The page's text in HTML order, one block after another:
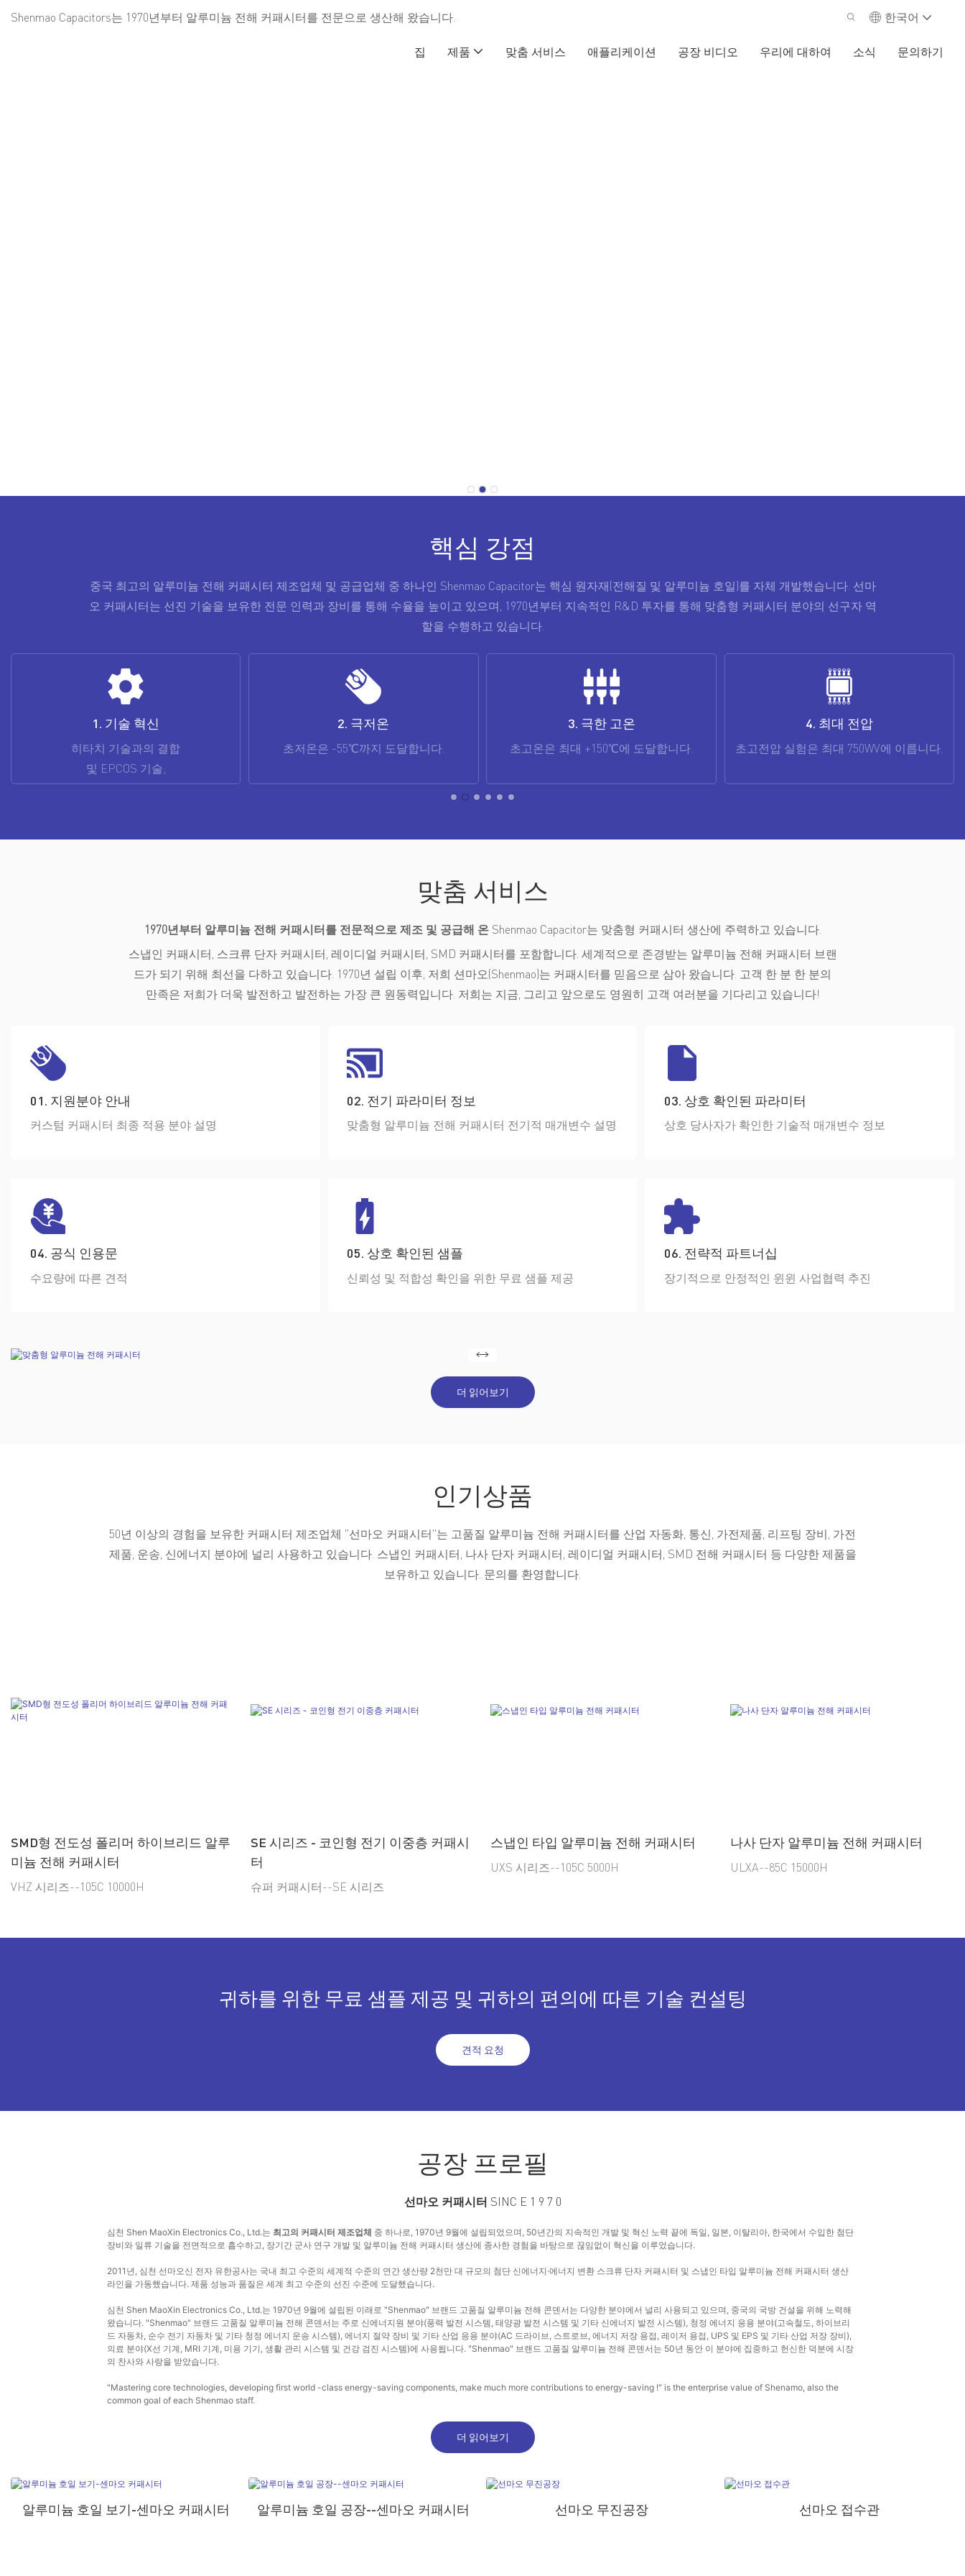
Shenmao Capacitors는 1970년부터 알루미늄 전해 커패시터를 전문으로 생산해 왔습니다. 한국어
집 제품 맞춤 서비스 애플리케이션 공장 비디오 우리에 대하여 소식 문의하기
핵심 강점
중국 최고의 알루미늄 전해 커패시터 제조업체 및 공급업체 중 하나인 Shenmao Capacitor는 핵심 원자재(전해질 및 알루미늄 호일)를 자체 개발했습니다. 선마
오 커패시터는 선진 기술을 보유한 전문 인력과 장비를 통해 수율을 높이고 있으며, 1970년부터 지속적인 R&D 투자를 통해 맞춤형 커패시터 분야의 선구자 역
할을 수행하고 있습니다.
2. 극저온
초저온은 -55℃까지 도달합니다.
3. 극한 고온
초고온은 최대 +150℃에 도달합니다.
4. 최대 전압
초고전압 실험은 최대 750WV에 이릅니다.
5. 최대 정전용량
최대 330000uF의 초고용량 용량을 자랑합니
맞춤 서비스
1970년부터 알루미늄 전해 커패시터를 전문적으로 제조 및 공급해 온Shenmao Capacitor는 맞춤형 커패시터 생산에 주력하고 있습니다.
스냅인 커패시터, 스크류 단자 커패시터, 레이디얼 커패시터, SMD 커패시터를 포함합니다. 세계적으로 존경받는 알루미늄 전해 커패시터 브랜
드가 되기 위해 최선을 다하고 있습니다. 1970년 설립 이후, 저희 션마오(Shenmao)는 커패시터를 믿음으로 삼아 왔습니다. 고객 한 분 한 분의
만족은 저희가 더욱 발전하고 발전하는 가장 큰 원동력입니다. 저희는 지금, 그리고 앞으로도 영원히 고객 여러분을 기다리고 있습니다!
01. 지원분야 안내
커스텀 커패시터 최종 적용 분야 설명
02. 전기 파라미터 정보
맞춤형 알루미늄 전해 커패시터 전기적 매개변수 설명
03. 상호 확인된 파라미터
상호 당사자가 확인한 기술적 매개변수 정보
04. 공식 인용문
수요량에 따른 견적
05. 상호 확인된 샘플
신뢰성 및 적합성 확인을 위한 무료 샘플 제공
06. 전략적 파트너십
장기적으로 안정적인 윈윈 사업협력 추진
더 읽어보기
인기상품
50년 이상의 경험을 보유한 커패시터 제조업체 "선마오 커패시터"는 고품질 알루미늄 전해 커패시터를 산업 자동화, 통신, 가전제품, 리프팅 장비, 가전
제품, 운송, 신에너지 분야에 널리 사용하고 있습니다. 스냅인 커패시터, 나사 단자 커패시터, 레이디얼 커패시터, SMD 전해 커패시터 등 다양한 제품을
보유하고 있습니다. 문의를 환영합니다.
SMD형 전도성 폴리머 하이브리드 알루
미늄 전해 커패시터
VHZ 시리즈--105C 10000H
SE 시리즈 - 코인형 전기 이중층 커패시
터
슈퍼 커패시터--SE 시리즈
스냅인 타입 알루미늄 전해 커패시터
UXS 시리즈--105C 5000H
나사 단자 알루미늄 전해 커패시터
ULXA--85C 15000H
귀하를 위한 무료 샘플 제공 및 귀하의 편의에 따른 기술 컨설팅
견적 요청
공장 프로필
선마오 커패시터 SINC E 1 9 7 0
심천 Shen MaoXin Electronics Co., Ltd.는 최고의 커패시터 제조업체 중 하나로, 1970년 9월에 설립되었으며, 50년간의 지속적인 개발 및 혁신 노력 끝에 독일, 일본, 이탈리아, 한국에서 수입한 첨단
장비와 일류 기술을 전면적으로 흡수하고, 장기간 군사 연구 개발 및 알루미늄 전해 커패시터 생산에 종사한 경험을 바탕으로 끊임없이 혁신을 이루었습니다.
2011년, 심천 선마오신 전자 유한공사는 국내 최고 수준의 세계적 수준의 연간 생산량 2천만 대 규모의 첨단 신에너지·에너지 변환 스크류 단자 커패시터 및 스냅인 타입 알루미늄 전해 커패시터 생산
라인을 가동했습니다. 제품 성능과 품질은 세계 최고 수준의 선진 수준에 도달했습니다.
심천 Shen MaoXin Electronics Co., Ltd.는 1970년 9월에 설립된 이래로 "Shenmao" 브랜드 고품질 알루미늄 전해 콘덴서는 다양한 분야에서 널리 사용되고 있으며, 중국의 국방 건설을 위해 노력해
왔습니다. "Shenmao" 브랜드 고품질 알루미늄 전해 콘덴서는 주로 신에너지원 분야(풍력 발전 시스템, 태양광 발전 시스템 및 기타 신에너지 발전 시스템), 청정 에너지 응용 분야(고속철도, 하이브리
드 자동차, 순수 전기 자동차 및 기타 청정 에너지 운송 시스템), 에너지 절약 장비 및 기타 산업 응용 분야(AC 드라이브, 스트로브, 에너지 저장 용접, 레이저 용접, UPS 및 EPS 및 기타 산업 저장 장비),
의료 분야(X선 기계, MRI 기계, 미용 기기, 생활 관리 시스템 및 건강 검진 시스템)에 사용됩니다. "Shenmao" 브랜드 고품질 알루미늄 전해 콘덴서는 50년 동안 이 분야에 집중하고 헌신한 덕분에 시장
의 찬사와 사랑을 받았습니다.
"Mastering core technologies, developing first world -class energy-saving components, make much more contributions to energy-saving !" is the enterprise value of Shenamo, also the
common goal of each Shenmao staff.
더 읽어보기
알루미늄 호일 보기-센마오 커패시터 알루미늄 호일 공장--센마오 커패시터 선마오 무진공장 선마오 접수관